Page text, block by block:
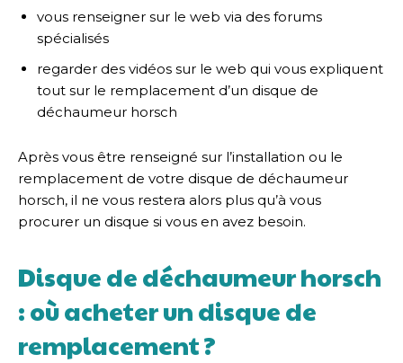
vous renseigner sur le web via des forums
spécialisés
regarder des vidéos sur le web qui vous expliquent
tout sur le remplacement d’un disque de
déchaumeur horsch
Après vous être renseigné sur l’installation ou le
remplacement de votre disque de déchaumeur
horsch, il ne vous restera alors plus qu’à vous
procurer un disque si vous en avez besoin.
Disque de déchaumeur horsch
: où acheter un disque de
remplacement ?